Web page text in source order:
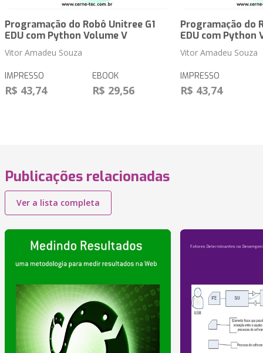
Programação do Robô Unitree G1
EDU com Python Volume V
Vitor Amadeu Souza
IMPRESSO
R$ 43,74
EBOOK
R$ 29,56
Programação do
EDU com Python
Vitor Amadeu Souza
IMPRESSO
R$ 43,74
Publicações relacionadas
Ver a lista completa